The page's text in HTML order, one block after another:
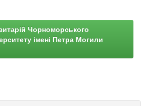
Чорноморського
імені Петра Могили